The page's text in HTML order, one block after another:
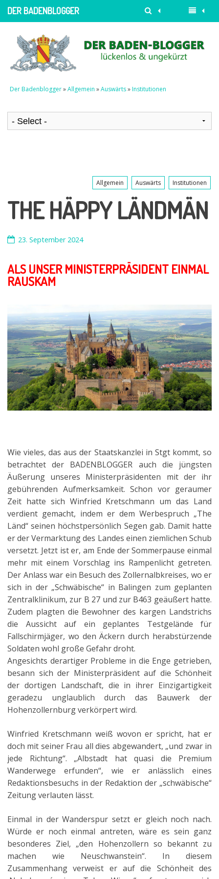
DER BADENBLOGGER
Der Badenblogger»Allgemein »Auswärts»Institutionen
Allgemein Auswärts Institutionen
THE HÄPPY LÄNDMÄN
23. September 2024
ALS UNSER MINISTERPRÄSIDENT EINMAL
RAUSKAM
Wie vieles, das aus der Staatskanzlei in Stgt kommt, so
betrachtet der BADENBLOGGER auch die jüngsten
Äußerung unseres Ministerpräsidenten mit der ihr
gebührenden Aufmerksamkeit. Schon vor geraumer
Zeit hatte sich Winfried Kretschmann um das Land
verdient gemacht, indem er dem Werbespruch „The
Länd“ seinen höchstpersönlich Segen gab. Damit hatte
er der Vermarktung des Landes einen ziemlichen Schub
versetzt. Jetzt ist er, am Ende der Sommerpause einmal
mehr mit einem Vorschlag ins Rampenlicht getreten.
Der Anlass war ein Besuch des Zollernalbkreises, wo er
sich in der „Schwäbische“ in Balingen zum geplanten
Zentralklinikum, zur B 27 und zur B463 geäußert hatte.
Zudem plagten die Bewohner des kargen Landstrichs
die Aussicht auf ein geplantes Testgelände für
Fallschirmjäger, wo den Äckern durch herabstürzende
Soldaten wohl große Gefahr droht.
Angesichts derartiger Probleme in die Enge getrieben,
besann sich der Ministerpräsident auf die Schönheit
der dortigen Landschaft, die in ihrer Einzigartigkeit
geradezu unglaublich durch das Bauwerk der
Hohenzollernburg verkörpert wird.
Winfried Kretschmann weiß wovon er spricht, hat er
doch mit seiner Frau all dies abgewandert, „und zwar in
jede Richtung“. „Albstadt hat quasi die Premium
Wanderwege erfunden“, wie er anlässlich eines
Redaktionsbesuchs in der Redaktion der „schwäbische“
Zeitung verlauten lässt.
Einmal in der Wanderspur setzt er gleich noch nach.
Würde er noch einmal antreten, wäre es sein ganz
besonderes Ziel, „den Hohenzollern so bekannt zu
machen wie Neuschwanstein“. In diesem
Zusammenhang verweist er auf die Schönheit des